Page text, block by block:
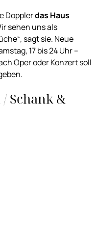
Dopplerdas Haus
sehen uns als
sagt sie. Neue
17 bis 24 Uhr –
Oper oder Konzert soll
Schank &